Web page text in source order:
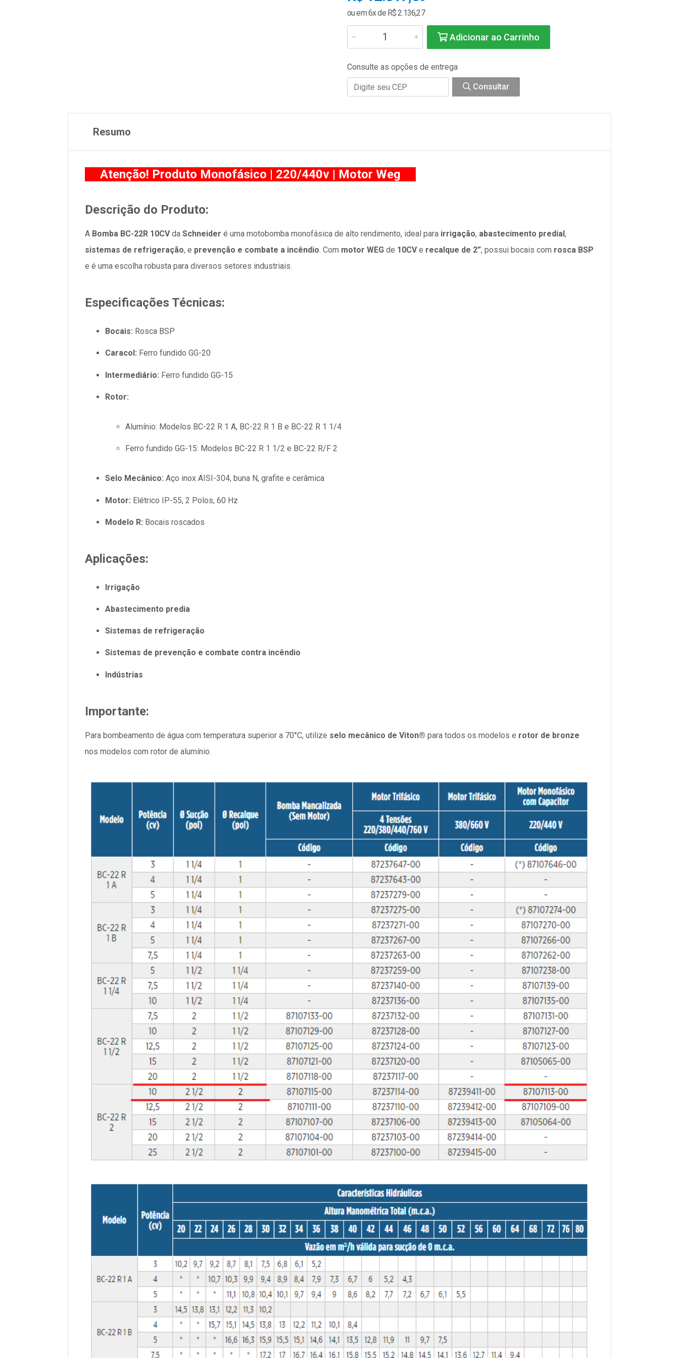
ou em 6x de R$ 2.136,27
Adicionar ao Carrinho
Consulte as opções de entrega
Consultar
Resumo
Atenção! Produto Monofásico | 220/440v | Motor Weg
Descrição do Produto:
A Bomba BC-22R 10CVda Schneider é uma motobomba monofásica de alto rendimento, ideal para irrigação, abastecimento predial,
sistemas de refrigeração, e prevenção e combate a incêndio. Com motor WEG de 10CVe recalque de 2”, possui bocais com rosca BSP
e é uma escolha robusta para diversos setores industriais.
Especificações Técnicas:
Bocais: Rosca BSP
Caracol: Ferro fundido GG-20
Intermediário: Ferro fundido GG-15
Rotor:
Alumínio: Modelos BC-22 R 1 A, BC-22 R 1 B e BC-22 R 1 1/4
Ferro fundido GG-15: Modelos BC-22 R 1 1/2 e BC-22 R/F 2
Selo Mecânico: Aço inox AISI-304, buna N, grafite e cerâmica
Motor: Elétrico IP-55, 2 Polos, 60 Hz
Modelo R: Bocais roscados
Aplicações:
Irrigação
Abastecimento predia
Sistemas de refrigeração
Sistemas de prevenção e combate contra incêndio
Indústrias
Importante:
Para bombeamento de água com temperatura superior a 70°C, utilize selo mecânico de Viton® para todos os modelos e rotor de bronze
nos modelos com rotor de alumínio.